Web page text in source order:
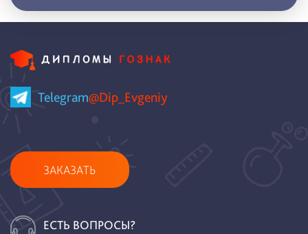
Telegram@Dip_Evgeniy
ЗАКАЗАТЬ
ЕСТЬ ВОПРОСЫ?